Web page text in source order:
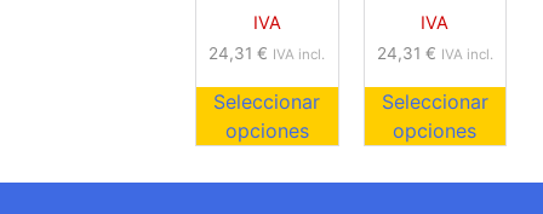
IVA
24,31€ IVA incl.
Seleccionar
opciones
IVA
24,31 € IVA incl.
Seleccionar
opciones